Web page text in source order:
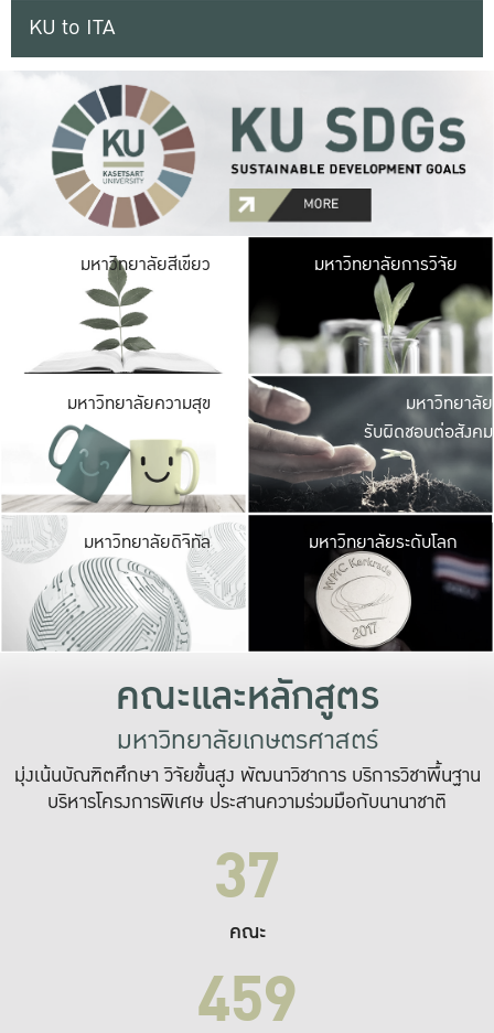
KU to ITA
มหาวิทยาลัยสีเขียว มหาวิ
มีพื้นที่เขียวสดใส
เป็นป่าในเมือง เกษต
มหาวิทยาลัยการวิจัย
มหาวิทยาลัยความสุข มหาวิ
ค
เปิดประ
และพบเรื่องราวใ
มหาวิทยาลัย
รับผิดชอบต่อสังคม
มหาวิทยาลัยดิจิทัล มหาวิ
เปลี่ยนแปลง แล
เพื่อทำง
ระบบสารสนเทศ
มหาวิทยาลัยระดับโลก
คณะและหลักสูตร
มหาวิทยาลัยเกษตรศาสตร์
มุ่งเน้นบัณฑิตศึกษา วิจัยขั้นสูง พัฒนาวิชาการ บริการวิชาพื้นฐาน
บริหารโครงการพิเศษ ประสานความร่วมมือกับนานาชาติ
37
คณะ
459